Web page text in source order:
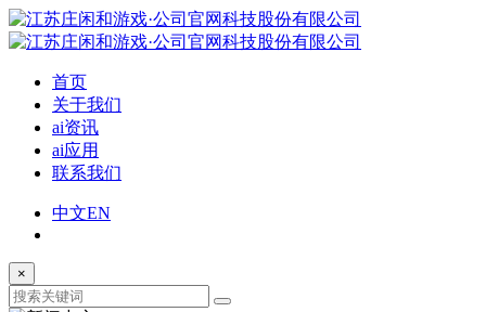
首页
关于我们
ai资讯
ai应用
联系我们
中文EN
×